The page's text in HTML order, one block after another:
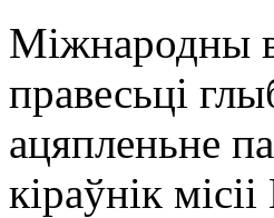
Міжнародны
правесьці
ацяпленьне
кіраўнік